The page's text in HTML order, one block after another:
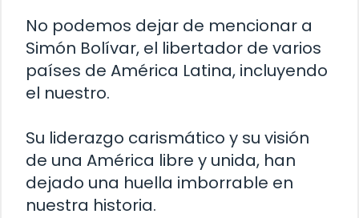
No podemos dejar de mencionar a
Simón Bolívar, el libertador de varios
países de América Latina, incluyendo
el nuestro.
Su liderazgo carismático y su visión
de una América libre y unida, han
dejado una huella imborrable en
nuestra historia.